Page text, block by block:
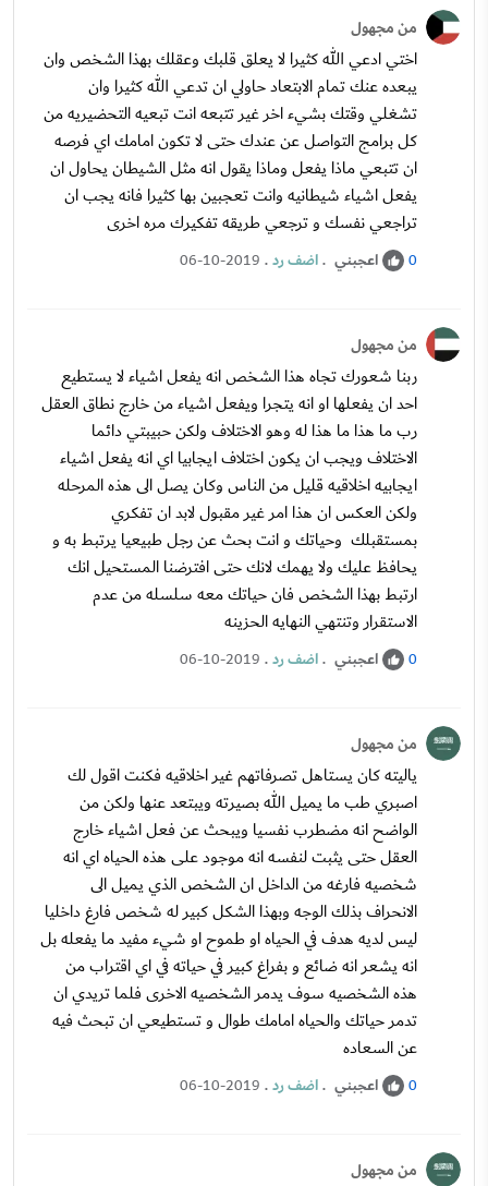
من مجهول
اختي ادعي الله كثيرا لا يعلق قلبك وعقلك بهذا الشخص وان
يبعده عنك تمام الابتعاد حاولي ان تدعي الله كثيرا وان
تشغلي وقتك بشيء اخر غير تتبعه انت تبعيه التحضيريه من
كل برامج التواصل عن عندك حتى لا تكون امامك اي فرصه
ان تتبعي ماذا يفعل وماذا يقول انه مثل الشيطان يحاول ان
يفعل اشياء شيطانيه وانت تعجبين بها كثيرا فانه يجب ان
تراجعي نفسك و ترجعي طريقه تفكيرك مره اخرى
0 اعجبني .اضف رد.
06-10-2019
من مجهول
ربنا شعورك تجاه هذا الشخص انه يفعل اشياء لا يستطيع
احد ان يفعلها او انه يتجرا ويفعل اشياء من خارج نطاق العقل
رب ما هذا ما هذا له وهو الاختلاف ولكن حبيبتي دائما
الاختلاف ويجب ان يكون اختلاف ايجابيا اي انه يفعل اشياء
ايجابيه اخلاقيه قليل من الناس وكان يصل الى هذه المرحله
ولكن العكس ان هذا امر غير مقبول لابد ان تفكري
بمستقبلك وحياتك و انت بحث عن رجل طبيعيا يرتبط به و
يحافظ عليك ولا يهمك لانك حتى افترضنا المستحيل انك
ارتبط بهذا الشخص فان حياتك معه سلسله من عدم
الاستقرار وتنتهي النهايه الحزينه
0 اعجبني .اضف رد.
06-10-2019
من مجهول
ياليته كان يستاهل تصرفاتهم غير اخلاقيه فكنت اقول لك
اصبري طب ما يميل الله بصيرته ويبتعد عنها ولكن من
الواضح انه مضطرب نفسيا ويبحث عن فعل اشياء خارج
العقل حتى يثبت لنفسه انه موجود على هذه الحياه اي انه
شخصيه فارغه من الداخل ان الشخص الذي يميل الى
الانحراف بذلك الوجه وبهذا الشكل كبير له شخص فارغ داخليا
ليس لديه هدف في الحياه او طموح او شيء مفيد ما يفعله بل
انه يشعر انه ضائع و بفراغ كبير في حياته في اي اقتراب من
هذه الشخصيه سوف يدمر الشخصيه الاخرى فلما تريدي ان
تدمر حياتك والحياه امامك طوال و تستطيعي ان تبحث فيه
عن السعاده
0 اعجبني .اضف رد.
06-10-2019
من مجهول